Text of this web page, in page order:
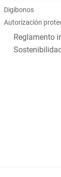
Digibonos
Autorización
Reglamento